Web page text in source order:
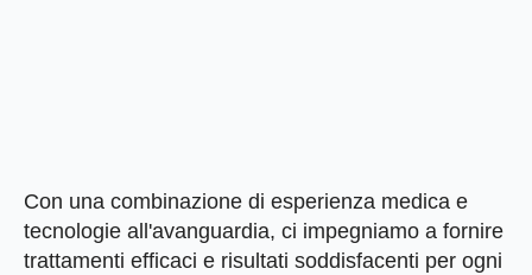
Con una combinazione di esperienza medica e
tecnologie all'avanguardia, ci impegniamo a fornire
trattamenti efficaci e risultati soddisfacenti per ogni